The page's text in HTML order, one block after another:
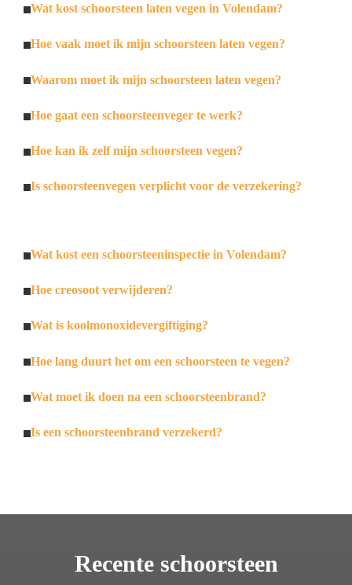
Wat kost schoorsteen laten vegen in Volendam?
Hoe vaak moet ik mijn schoorsteen laten vegen?
Waarom moet ik mijn schoorsteen laten vegen?
Hoe gaat een schoorsteenveger te werk?
Hoe kan ik zelf mijn schoorsteen vegen?
Is schoorsteenvegen verplicht voor de verzekering?
Wat kost een schoorsteeninspectie in Volendam?
Hoe creosoot verwijderen?
Wat is koolmonoxidevergiftiging?
Hoe lang duurt het om een schoorsteen te vegen?
Wat moet ik doen na een schoorsteenbrand?
Is een schoorsteenbrand verzekerd?
Recente schoorsteen